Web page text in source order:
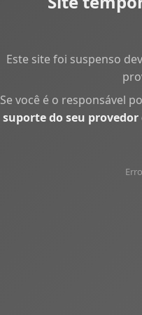
Este site foi suspenso
Se você é o responsável
suporte do seu provedor